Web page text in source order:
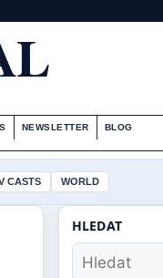
NEWSLETTER BLOG
CASTS WORLD
HLEDAT